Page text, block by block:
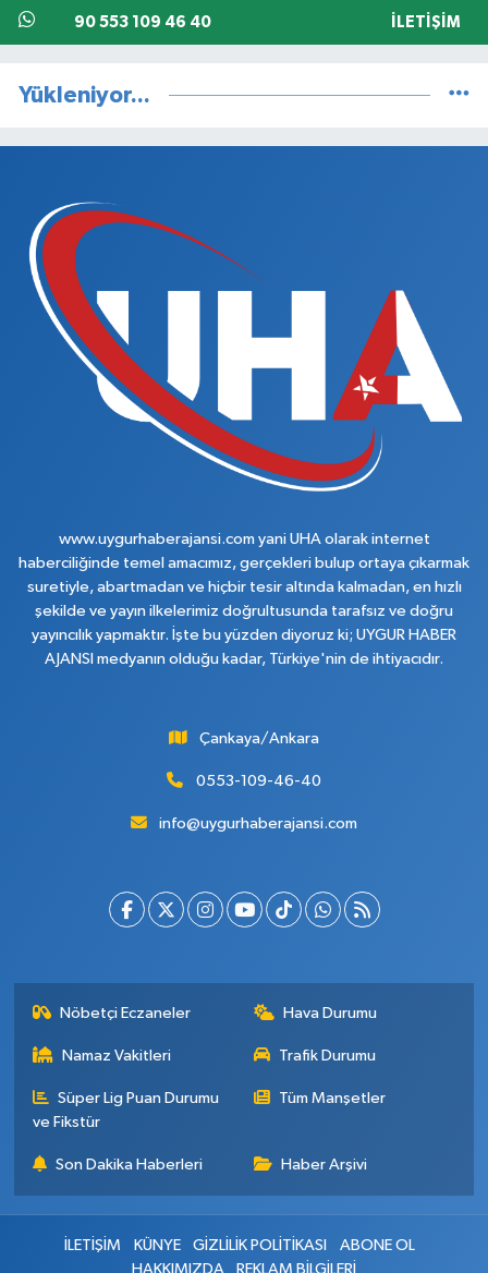
90 553 109 46 40 İLETIŞIM
Yükleniyor...
www.uygurhaberajansi.com yani UHA olarak internet
haberciliğinde temel amacımız, gerçekleri bulup ortaya çıkarmak
suretiyle, abartmadan ve hiçbir tesir altında kalmadan, en hızlı
şekilde ve yayın ilkelerimiz doğrultusunda tarafsız ve doğru
yayıncılık yapmaktır. İşte bu yüzden diyoruz ki; UYGUR HABER
AJANSI medyanın olduğu kadar, Türkiye'nin de ihtiyacıdır.
Çankaya/Ankara
0553-109-46-40
info@uygurhaberajansi.com
Nöbetçi Eczaneler Hava Durumu
Namaz Vakitleri Trafik Durumu
Süper Lig Puan Durumu
ve Fikstür
Tüm Manşetler
Son Dakika Haberleri Haber Arşivi
İLETİŞİM KÜNYE GİZLİLİK POLİTİKASI
ABONE OL
HAKKIMIZDA
REKLAM BİLGİLERİ